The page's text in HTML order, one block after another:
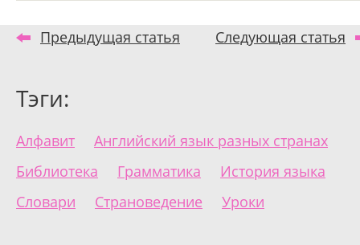
Предыдущая статья Следующая статья
Тэги:
Алфавит
Английский язык разных странах
Библиотека
Грамматика
История языка
Словари
Страноведение Уроки